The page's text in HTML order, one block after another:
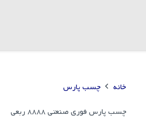
خانه چسب پارس
چسب پارس فوری صنعتی 8888 ربعی